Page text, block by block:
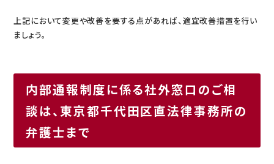
上記において変更や改善を要する点があれば、適宜改善措置を行い
ましょう。
内部通報制度に係る社外窓口のご相
談は、東京都千代田区直法律事務所の
弁護士まで